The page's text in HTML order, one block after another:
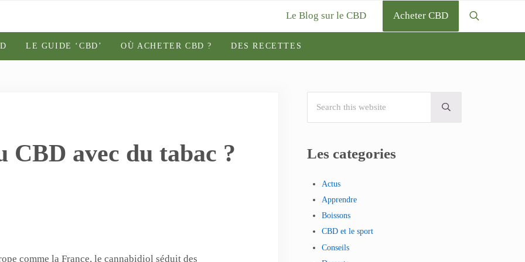
Le Blog sur le CBD Acheter CBD Search
LE GUIDE ‘CBD’ OÙ ACHETER CBD ? DES RECETTES
CBD avec du tabac ?
comme la France, le cannabidiol séduit des
Sidebar
Submit search
Les categories
Actus
Apprendre
Boissons
CBD et le sport
Conseils